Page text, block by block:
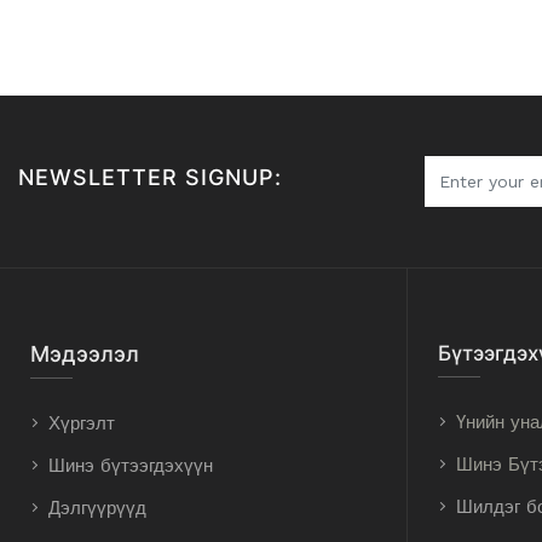
NEWSLETTER SIGNUP:
Мэдээлэл
Хүргэлт
Шинэ бүтээгдэхүүн
Дэлгүүрүүд
Үнийн
Шинэ
Шилдэг